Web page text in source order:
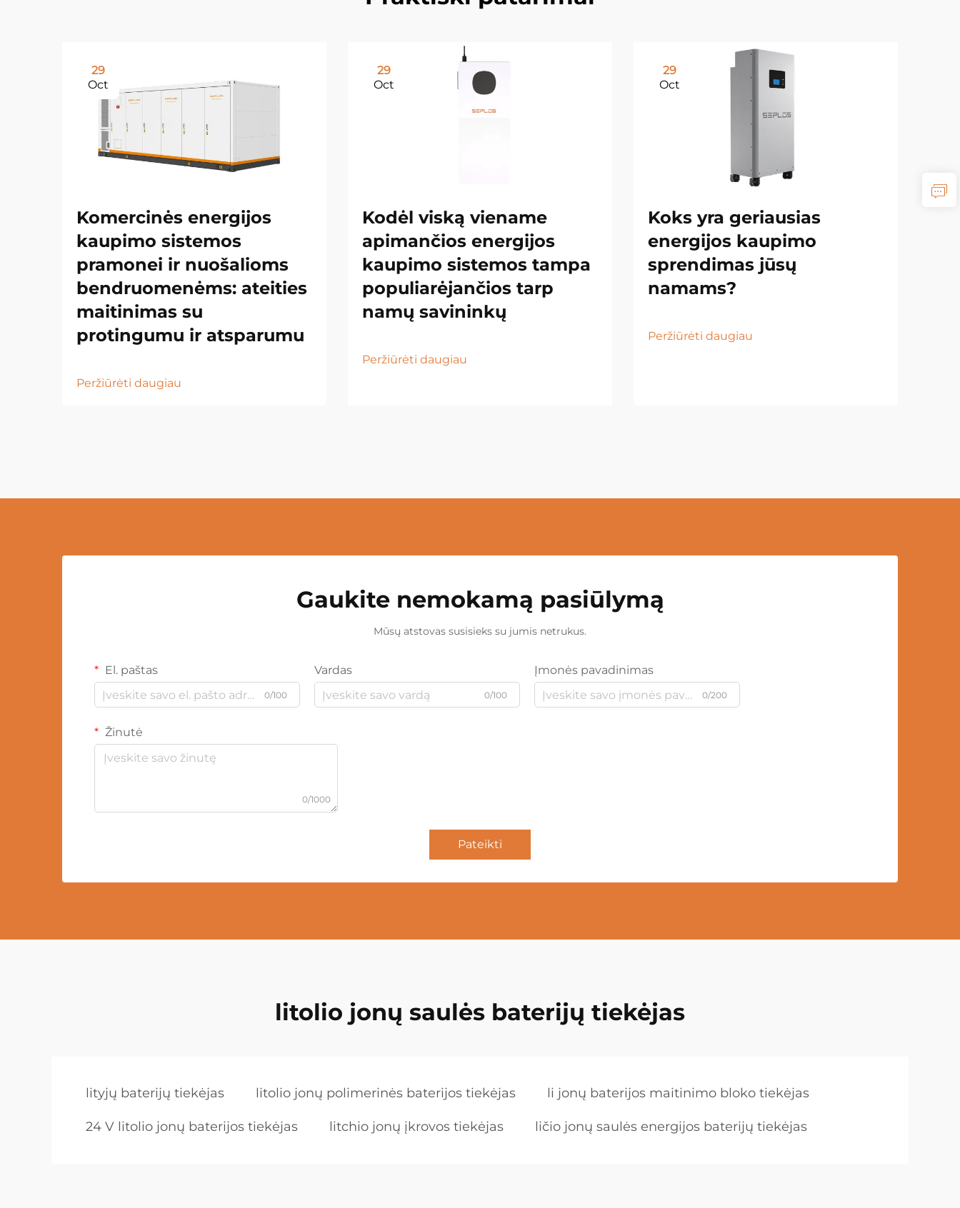
29
Oct
Komercinės energijos
kaupimo sistemos
pramonei ir nuošalioms
bendruomenėms: ateities
maitinimas su
protingumu ir atsparumu
Peržiūrėti daugiau
29
Oct
Kodėl viską viename
apimančios energijos
kaupimo sistemos tampa
populiarėjančios tarp
namų savininkų
Peržiūrėti daugiau
29
Oct
Koks yra geriausias
energijos kaupimo
sprendimas jūsų
namams?
Peržiūrėti daugiau
Gaukite nemokamą pasiūlymą
Mūsų atstovas susisieks su jumis netrukus.
El. paštas
0/100
Vardas
0/100
Įmonės pavadinimas
0/200
Žinutė
0/1000
Pateikti
litolio jonų saulės baterijų tiekėjas
lityjų baterijų tiekėjas litolio jonų polimerinės baterijos tiekėjas li jonų baterijos maitinimo bloko tiekėjas
24 V litolio jonų baterijos tiekėjas litchio jonų įkrovos tiekėjas ličio jonų saulės energijos baterijų tiekėjas